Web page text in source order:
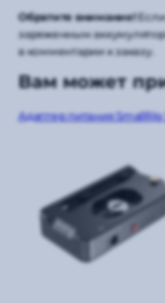
Обратите внимание!Если
заряженным
в комментарии к заказу.
Вам может
Адаптер питания SmallRig